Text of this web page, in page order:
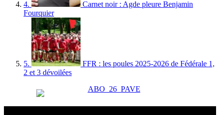
4.
Carnet noir : Agde pleure Benjamin
Fourquier
5.
FFR : les poules 2025-2026 de Fédérale 1,
2 et 3 dévoilées